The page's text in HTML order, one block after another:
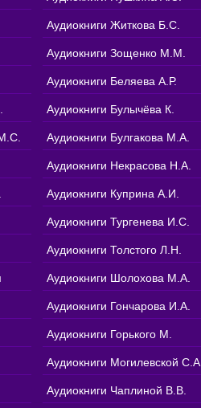
Аудиокниги Житкова Б.С.
Аудиокниги Зощенко М.М.
Аудиокниги Беляева А.Р.
Аудиокниги Булычёва К.
Аудиокниги Булгакова М.А.
Аудиокниги Некрасова Н.А.
Аудиокниги Куприна А.И.
Аудиокниги Тургенева И.С.
Аудиокниги Толстого Л.Н.
Аудиокниги Шолохова М.А.
Аудиокниги Гончарова И.А.
Аудиокниги Горького М.
Аудиокниги Могилевской С.А.
Аудиокниги Чаплиной В.В.